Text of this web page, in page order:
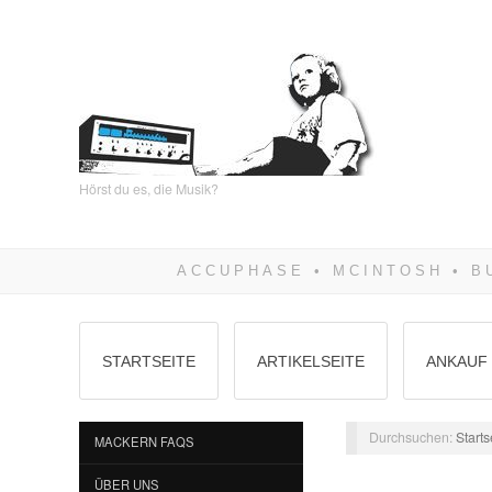
Hörst du es, die Musik?
STARTSEITE ARTIKELSEITE
MACKERN FAQS
ÜBER UNS
Durchsuchen: